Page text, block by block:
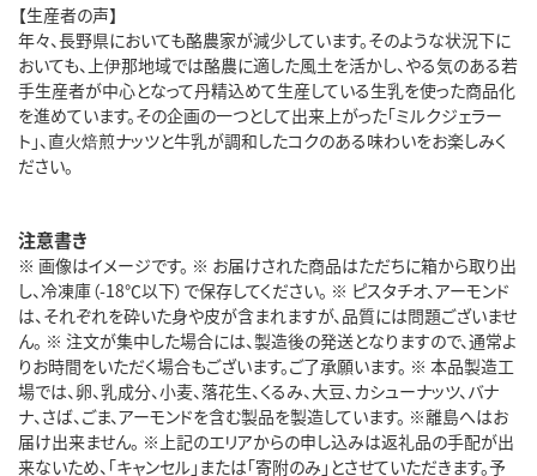
【生産者の声】
年々、長野県においても酪農家が減少しています。そのような状況下に
おいても、上伊那地域では酪農に適した風土を活かし、やる気のある若
手生産者が中心となって丹精込めて生産している生乳を使った商品化
を進めています。その企画の一つとして出来上がった「ミルクジェラー
ト」、直火焙煎ナッツと牛乳が調和したコクのある味わいをお楽しみく
ださい。
注意書き
※ 画像はイメージです。 ※ お届けされた商品はただちに箱から取り出
し、冷凍庫（-18℃以下）で保存してください。 ※ ピスタチオ、アーモンド
は、それぞれを砕いた身や皮が含まれますが、品質には問題ございませ
ん。 ※ 注文が集中した場合には、製造後の発送となりますので、通常よ
りお時間をいただく場合もございます。ご了承願います。 ※ 本品製造工
場では、卵、乳成分、小麦、落花生、くるみ、大豆、カシューナッツ、バナ
ナ、さば、ごま、アーモンドを含む製品を製造しています。 ※離島へはお
届け出来ません。 ※上記のエリアからの申し込みは返礼品の手配が出
来ないため、「キャンセル」または「寄附のみ」とさせていただきます。予